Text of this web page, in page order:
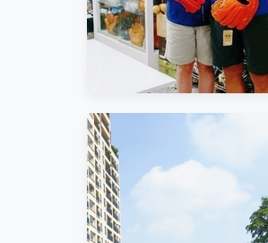
一次帶兩隻海狗回北部當